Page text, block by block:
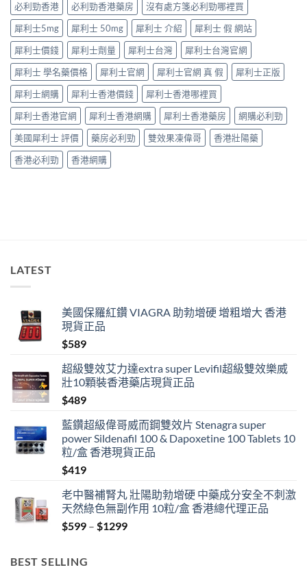
打
折
讀〉
中
因
逐
個
捉
——
藥
師：
九
成
「冇
效」
投
訴，
其
實
掂〉
必利勁香港 必利勁香港藥房
沒有處方箋必利勁哪裡買
犀利士5mg
犀利士 50mg 犀利士 介紹
犀利士 假 網站
犀利士價錢
犀利士劑量 犀利士台灣
犀利士台灣官網
犀利士 學名藥價格
犀利士官網 犀利士官網 真 假
犀利士正版
犀利士網購
犀利士香港價錢
犀利士香港哪裡買
犀利士香港官網
犀利士香港網購 犀利士香港藥房
網購必利勁
美國犀利士 評價
藥房必利勁 雙效果凍偉哥
香港壯陽藥
香港必利勁
香港網購
LATEST
美國保羅紅鑽 VIAGRA 助勃增硬 增粗增大 香港
現貨正品
$589
超級雙效艾力達extra super Levifil超級雙效樂威
壯10顆裝香港藥店現貨正品
$489
藍鑽超級偉哥威而鋼雙效片 Stenagra super
power Sildenafil 100 & Dapoxetine 100 Tablets 10
粒/盒 香港現貨正品
$419
老中醫補腎丸 壯陽助勃增硬 中藥成分安全不刺激
天然綠色無副作用 10粒/盒 香港總代理正品
$599 – $1299Price
BEST SELLING